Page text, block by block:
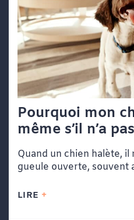
Pourquoi mon
même s’il n’a
Quand un chien halète,
gueule ouverte, souvent
LIRE